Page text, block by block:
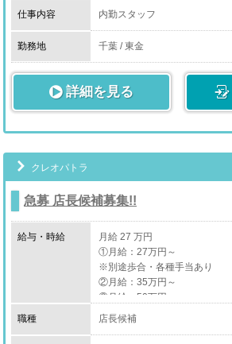
仕事内容
内勤スタッフ
店長候補/幹部候補
送迎ドライバー
サイトの更新や管理
店内清掃
クライアントとの打ち合わせ
勤務地 千葉 / 東金
詳細を見る
クレオパトラ
急募 店長候補募集!!
給与・時給
月給 27 万円
①月給：27万円～
※別途歩合・各種手当あり
②月給：35万円～
③月給：50万円～
④月給：80万円～
職種 店長候補